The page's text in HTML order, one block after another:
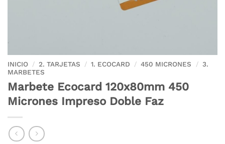
INICIO / 2. TARJETAS / 1. ECOCARD / 450 MICRONES / 3.
MARBETES
Marbete Ecocard 120x80mm 450
Micrones Impreso Doble Faz